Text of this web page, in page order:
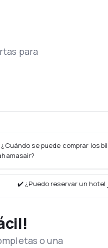
para
se puede comprar los
✔️ ¿Puedo reservar un hotel
o una